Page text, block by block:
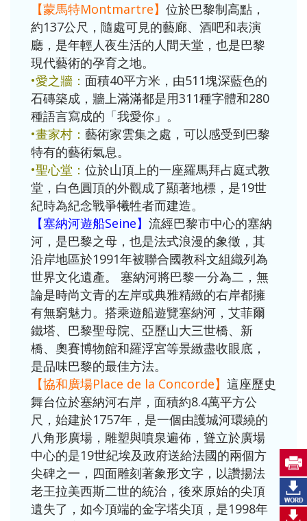
【蒙馬特Montmartre】 位於巴黎制高點，
約137公尺，隨處可見的藝廊、酒吧和表演
廳，是年輕人夜生活的人間天堂，也是巴黎
現代藝術的孕育之地。
•愛之牆： 面積40平方米，由511塊深藍色的
石磚築成，牆上滿滿都是用311種字體和280
種語言寫成的「我愛你」。
•畫家村： 藝術家雲集之處，可以感受到巴黎
特有的藝術氣息。
•聖心堂： 位於山頂上的一座羅馬拜占庭式教
堂，白色圓頂的外觀成了顯著地標，是19世
紀時為紀念戰爭犧牲者而建造。
【塞納河遊船Seine】 流經巴黎市中心的塞納
河，是巴黎之母，也是法式浪漫的象徵，其
沿岸地區於1991年被聯合國教科文組織列為
世界文化遺產。 塞納河將巴黎一分為二，無
論是時尚文青的左岸或典雅精緻的右岸都擁
有無窮魅力。搭乘遊船遊覽塞納河，艾菲爾
鐵塔、巴黎聖母院、亞歷山大三世橋、新
橋、奧賽博物館和羅浮宮等景緻盡收眼底，
是品味巴黎的最佳方法。
【協和廣場Place de la Concorde】 這座歷史
舞台位於塞納河右岸，面積約8.4萬平方公
尺，始建於1757年，是一個由護城河環繞的
八角形廣場，雕塑與噴泉遍佈，聳立於廣場
中心的是19世紀埃及政府送給法國的兩個方
尖碑之一，四面雕刻著象形文字，以讚揚法
老王拉美西斯二世的統治，後來原始的尖頂
遺失了，如今頂端的金字塔尖頂，是1998年